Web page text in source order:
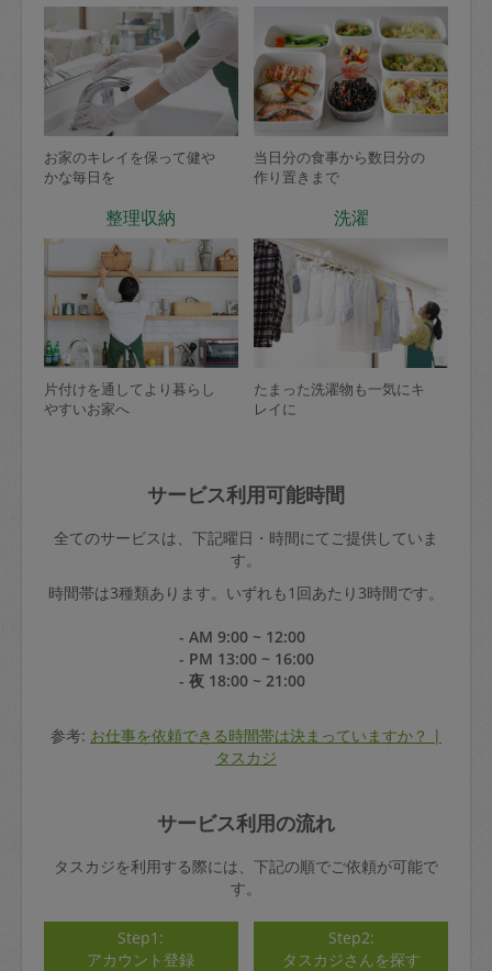
お家のキレイを保って健や
かな毎日を
当日分の食事から数日分の
作り置きまで
整理収納
片付けを通してより暮らし
やすいお家へ
洗濯
たまった洗濯物も一気にキ
レイに
サービス利用可能時間
全てのサービスは、下記曜日・時間にてご提供していま
す。
時間帯は3種類あります。いずれも1回あたり3時間です。
- AM 9:00 ~ 12:00
- PM 13:00 ~ 16:00
- 夜 18:00 ~ 21:00
参考: お仕事を依頼できる時間帯は決まっていますか？ |
タスカジ
サービス利用の流れ
タスカジを利用する際には、下記の順でご依頼が可能で
す。
Step1:
アカウント登録
Step2:
タスカジさんを探す